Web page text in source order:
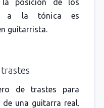
la posición de los
a la tónica es
guitarrista.
de trastes para
una guitarra real.